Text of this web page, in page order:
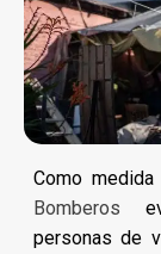
Como
Bomberos
personas de